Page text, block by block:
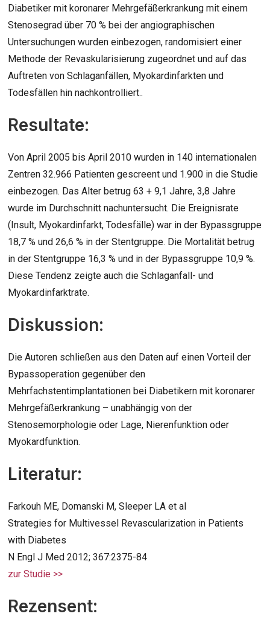
Diabetiker mit koronarer Mehrgefäßerkrankung mit einem
Stenosegrad über 70 % bei der angiographischen
Untersuchungen wurden einbezogen, randomisiert einer
Methode der Revaskularisierung zugeordnet und auf das
Auftreten von Schlaganfällen, Myokardinfarkten und
Todesfällen hin nachkontrolliert..
Resultate:
Von April 2005 bis April 2010 wurden in 140 internationalen
Zentren 32.966 Patienten gescreent und 1.900 in die Studie
einbezogen. Das Alter betrug 63 + 9,1 Jahre, 3,8 Jahre
wurde im Durchschnitt nachuntersucht. Die Ereignisrate
(Insult, Myokardinfarkt, Todesfälle) war in der Bypassgruppe
18,7 % und 26,6 % in der Stentgruppe. Die Mortalität betrug
in der Stentgruppe 16,3 % und in der Bypassgruppe 10,9 %.
Diese Tendenz zeigte auch die Schlaganfall- und
Myokardinfarktrate.
Diskussion:
Die Autoren schließen aus den Daten auf einen Vorteil der
Bypassoperation gegenüber den
Mehrfachstentimplantationen bei Diabetikern mit koronarer
Mehrgefäßerkrankung – unabhängig von der
Stenosemorphologie oder Lage, Nierenfunktion oder
Myokardfunktion.
Literatur:
Farkouh ME, Domanski M, Sleeper LA et al
Strategies for Multivessel Revascularization in Patients
with Diabetes
N Engl J Med 2012; 367:2375-84
zur Studie >>
Rezensent: